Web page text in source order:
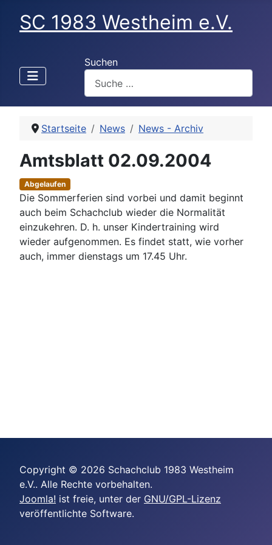
SC 1983 Westheim e.V.
Suchen
Startseite News News - Archiv
Amtsblatt 02.09.2004
Abgelaufen
Die Sommerferien sind vorbei und damit beginnt
auch beim Schachclub wieder die Normalität
einzukehren. D. h. unser Kindertraining wird
wieder aufgenommen. Es findet statt, wie vorher
auch, immer dienstags um 17.45 Uhr.
Copyright © 2026 Schachclub 1983 Westheim
e.V.. Alle Rechte vorbehalten.
Joomla! ist freie, unter der GNU/GPL-Lizenz
veröffentlichte Software.